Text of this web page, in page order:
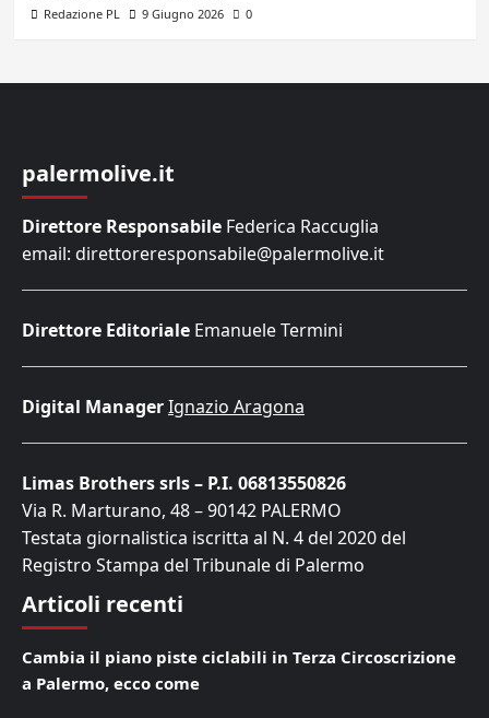
Redazione PL 9 Giugno 2026 0
palermolive.it
Direttore Responsabile Federica Raccuglia
email: direttoreresponsabile@palermolive.it
Direttore Editoriale Emanuele Termini
Digital ManagerIgnazio Aragona
Limas Brothers srls – P.I. 06813550826
Via R. Marturano, 48 – 90142 PALERMO
Testata giornalistica iscritta al N. 4 del 2020 del
Registro Stampa del Tribunale di Palermo
Articoli recenti
Cambia il piano piste ciclabili in Terza Circoscrizione
a Palermo, ecco come